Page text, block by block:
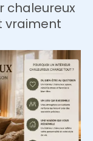
chaleureux
vraiment